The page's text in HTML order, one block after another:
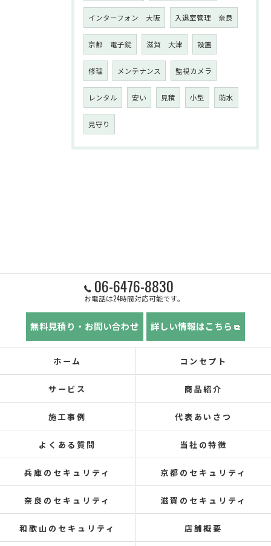
インターフォン 大阪 入退室管理 奈良
京都 電子錠 滋賀 大津 設置
修理 メンテナンス 監視カメラ
レンタル 安い 見積 小型 防水
見守り
06-6476-8830
お電話は24時間対応可能です。
無料見積り・お問い合わせ 詳しい情報はこちら
ホーム コンセプト
サービス 商品紹介
施工事例 代表あいさつ
よくある質問 当社の特徴
兵庫のセキュリティ 京都のセキュリティ
奈良のセキュリティ 滋賀のセキュリティ
和歌山のセキュリティ 店舗概要